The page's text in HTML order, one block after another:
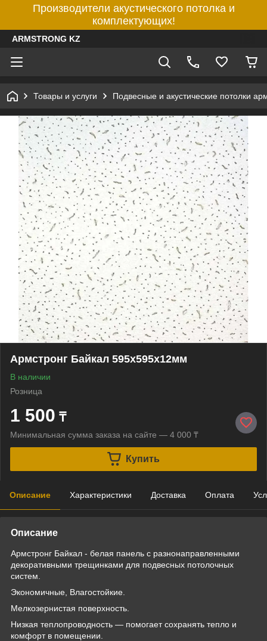
Производители акустического потолка и
комплектующих!
ARMSTRONG KZ
Товары и услуги Подвесные и акустические потолки
Армстронг Байкал 595х595х12мм
В наличии
Розница
1 500 ₸
Минимальная сумма заказа на сайте — 4 000 ₸
Купить
Описание Характеристики Доставка Оплата
Описание
Армстронг Байкал - белая панель с разнонаправленными
декоративными трещинками для подвесных потолочных
систем.
Экономичные, Влагостойкие.
Мелкозернистая поверхность.
Низкая теплопроводность — помогает сохранять тепло и
комфорт в помещении.